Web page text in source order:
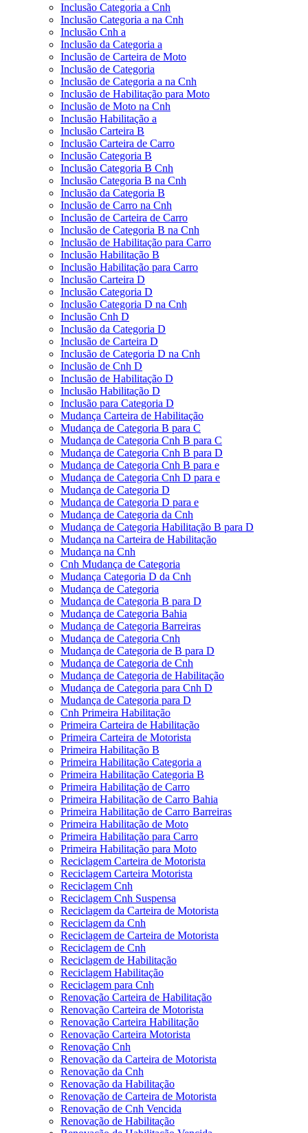
Inclusão Categoria a Cnh
Inclusão Categoria a na Cnh
Inclusão Cnh a
Inclusão da Categoria a
Inclusão de Carteira de Moto
Inclusão de Categoria
Inclusão de Categoria a na Cnh
Inclusão de Habilitação para Moto
Inclusão de Moto na Cnh
Inclusão Habilitação a
Inclusão Carteira B
Inclusão Carteira de Carro
Inclusão Categoria B
Inclusão Categoria B Cnh
Inclusão Categoria B na Cnh
Inclusão da Categoria B
Inclusão de Carro na Cnh
Inclusão de Carteira de Carro
Inclusão de Categoria B na Cnh
Inclusão de Habilitação para Carro
Inclusão Habilitação B
Inclusão Habilitação para Carro
Inclusão Carteira D
Inclusão Categoria D
Inclusão Categoria D na Cnh
Inclusão Cnh D
Inclusão da Categoria D
Inclusão de Carteira D
Inclusão de Categoria D na Cnh
Inclusão de Cnh D
Inclusão de Habilitação D
Inclusão Habilitação D
Inclusão para Categoria D
Mudança Carteira de Habilitação
Mudança de Categoria B para C
Mudança de Categoria Cnh B para C
Mudança de Categoria Cnh B para D
Mudança de Categoria Cnh B para e
Mudança de Categoria Cnh D para e
Mudança de Categoria D
Mudança de Categoria D para e
Mudança de Categoria da Cnh
Mudança de Categoria Habilitação B para D
Mudança na Carteira de Habilitação
Mudança na Cnh
Cnh Mudança de Categoria
Mudança Categoria D da Cnh
Mudança de Categoria
Mudança de Categoria B para D
Mudança de Categoria Bahia
Mudança de Categoria Barreiras
Mudança de Categoria Cnh
Mudança de Categoria de B para D
Mudança de Categoria de Cnh
Mudança de Categoria de Habilitação
Mudança de Categoria para Cnh D
Mudança de Categoria para D
Cnh Primeira Habilitação
Primeira Carteira de Habilitação
Primeira Carteira de Motorista
Primeira Habilitação B
Primeira Habilitação Categoria a
Primeira Habilitação Categoria B
Primeira Habilitação de Carro
Primeira Habilitação de Carro Bahia
Primeira Habilitação de Carro Barreiras
Primeira Habilitação de Moto
Primeira Habilitação para Carro
Primeira Habilitação para Moto
Reciclagem Carteira de Motorista
Reciclagem Carteira Motorista
Reciclagem Cnh
Reciclagem Cnh Suspensa
Reciclagem da Carteira de Motorista
Reciclagem da Cnh
Reciclagem de Carteira de Motorista
Reciclagem de Cnh
Reciclagem de Habilitação
Reciclagem Habilitação
Reciclagem para Cnh
Renovação Carteira de Habilitação
Renovação Carteira de Motorista
Renovação Carteira Habilitação
Renovação Carteira Motorista
Renovação Cnh
Renovação da Carteira de Motorista
Renovação da Cnh
Renovação da Habilitação
Renovação de Carteira de Motorista
Renovação de Cnh Vencida
Renovação de Habilitação